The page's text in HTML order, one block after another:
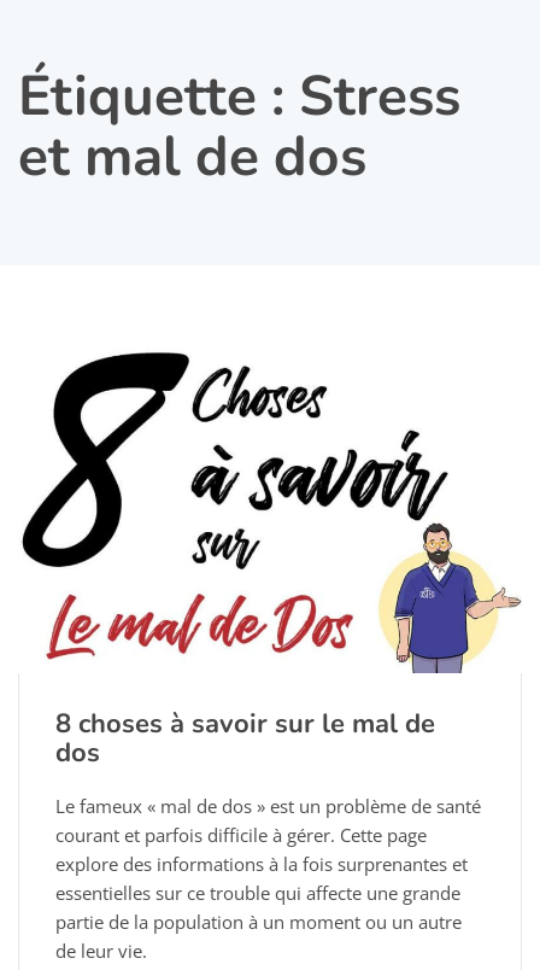
Étiquette : Stress
et mal de dos
8 choses à savoir sur le mal de
dos
Le fameux « mal de dos » est un problème de santé
courant et parfois difficile à gérer. Cette page
explore des informations à la fois surprenantes et
essentielles sur ce trouble qui affecte une grande
partie de la population à un moment ou un autre
de leur vie.